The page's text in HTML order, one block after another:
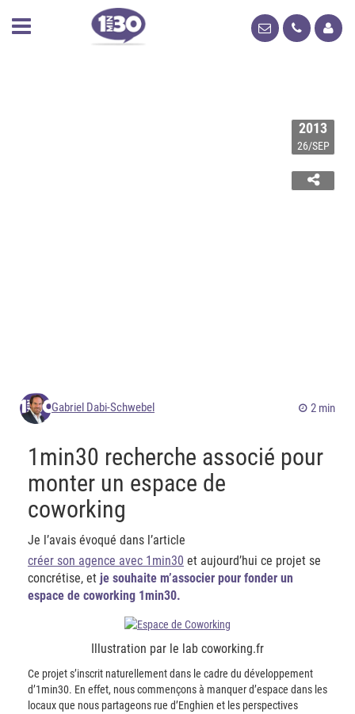
2013
26/SEP
Gabriel Dabi-Schwebel 2 min
1min30 recherche associé pour
monter un espace de
coworking
Je l’avais évoqué dans l’article
créer son agence avec 1min30 et aujourd’hui ce projet se
concrétise, et je souhaite m’associer pour fonder un
espace de coworking 1min30.
Illustration par le lab coworking.fr
Ce projet s’inscrit naturellement dans le cadre du développement
d’1min30. En effet, nous commençons à manquer d’espace dans les
locaux que nous partageons rue d’Enghien et les perspectives